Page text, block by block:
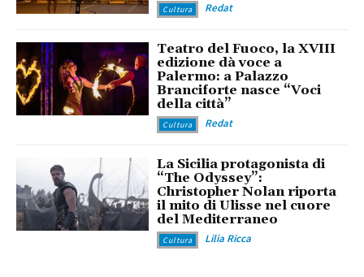
Cultura Redat
Teatro del Fuoco, la XVIII
edizione dà voce a
Palermo: a Palazzo
Branciforte nasce “Voci
della città”
Cultura Redat
La Sicilia protagonista di
“The Odyssey”:
Christopher Nolan riporta
il mito di Ulisse nel cuore
del Mediterraneo
Cultura Lilia Ricca